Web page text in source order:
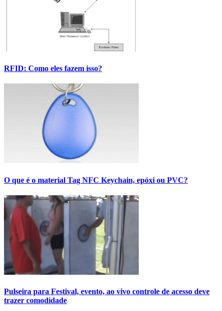
RFID: Como eles fazem isso?
O que é o material Tag NFC Keychain, epóxi ou PVC?
Pulseira para Festival, evento, ao vivo controle de acesso deve
trazer comodidade